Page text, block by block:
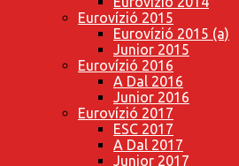
Eurovízió 2015
Eurovízió 2015 (a)
Junior 2015
Eurovízió 2016
A Dal 2016
Junior 2016
Eurovízió 2017
ESC 2017
A Dal 2017
Junior 2017